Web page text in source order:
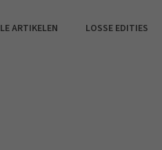
ARTIKELEN LOSSE EDITIES